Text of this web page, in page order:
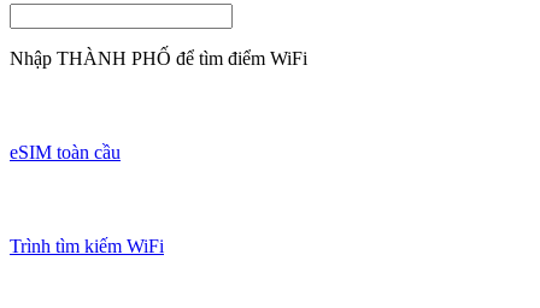
Nhập THÀNH PHỐ để tìm điểm WiFi
eSIM toàn cầu
Trình tìm kiếm WiFi